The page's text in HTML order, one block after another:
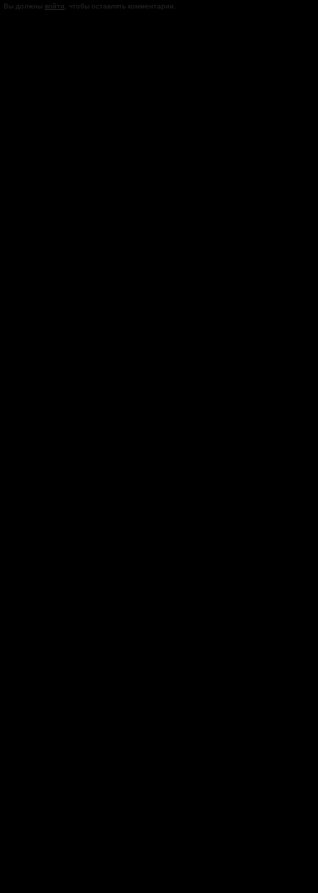
Вы должны войти, чтобы оставлять комментарии.